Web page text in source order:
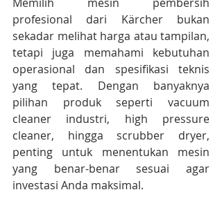
profesional dari Kärcher bukan
sekadar melihat harga atau tampilan,
tetapi juga memahami kebutuhan
operasional dan spesifikasi teknis
yang tepat. Dengan banyaknya
pilihan produk seperti vacuum
cleaner industri, high pressure
cleaner, hingga scrubber dryer,
penting untuk menentukan mesin
yang benar-benar sesuai agar
investasi Anda maksimal.